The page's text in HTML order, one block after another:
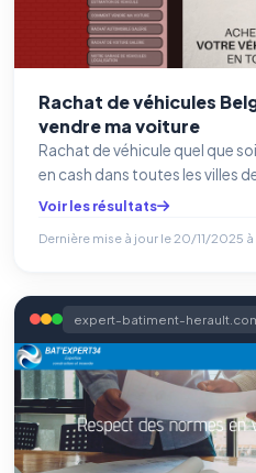
Rachat de véhicules
vendre ma voiture
Rachat de véhicule quel que
en cash dans toutes les villes
Voir les résultats
Dernière mise à jour le 20/11/2025 à
expert-batiment-